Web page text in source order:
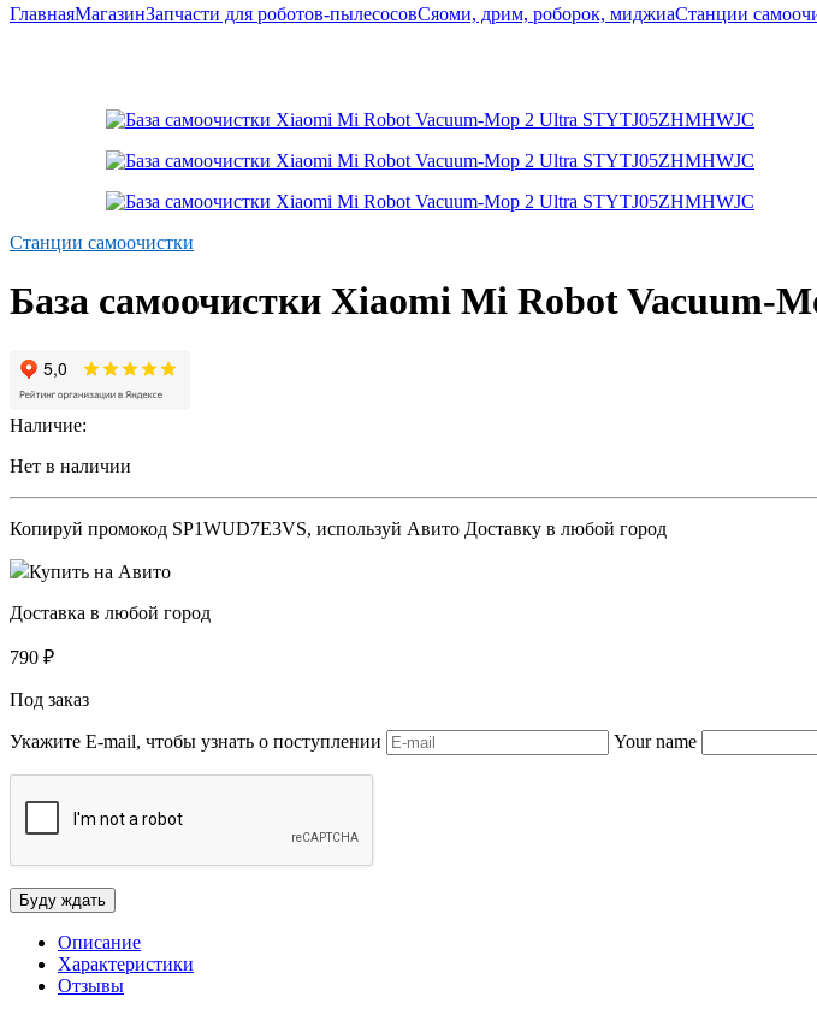
ГлавнаяМагазинЗапчасти для роботов-пылесосовСяоми, дрим, роборок, миджиаСтанции
Станции самоочистки
База самоочистки Xiaomi Mi Robot Vacuum-
Наличие:
Нет в наличии
Копируй промокод SP1WUD7E3VS, используй Авито Доставку в любой город
Купить на Авито
Доставка в любой город
790 ₽
Под заказ
Укажите E-mail, чтобы узнать о поступлении Your name
Описание
Характеристики
Отзывы